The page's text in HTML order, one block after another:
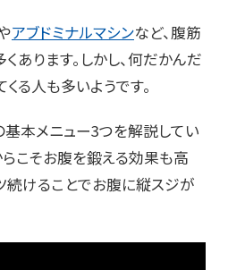
アブドミナルマシンなど、腹筋
あります。しかし、何だかんだ
る人も多いようです。
本メニュー3つを解説してい
こそお腹を鍛える効果も高
続けることでお腹に縦スジが